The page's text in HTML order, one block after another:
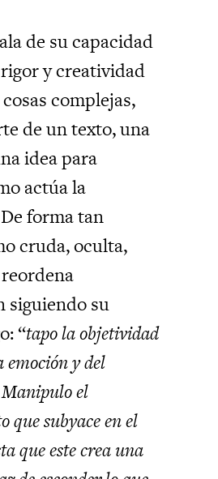
de su capacidad
y creatividad
complejas,
de un texto, una
idea para
actúa la
forma tan
cruda, oculta,
siguiendo su
“tapo la objetividad
emoción y del
el
que subyace en el
que este crea una